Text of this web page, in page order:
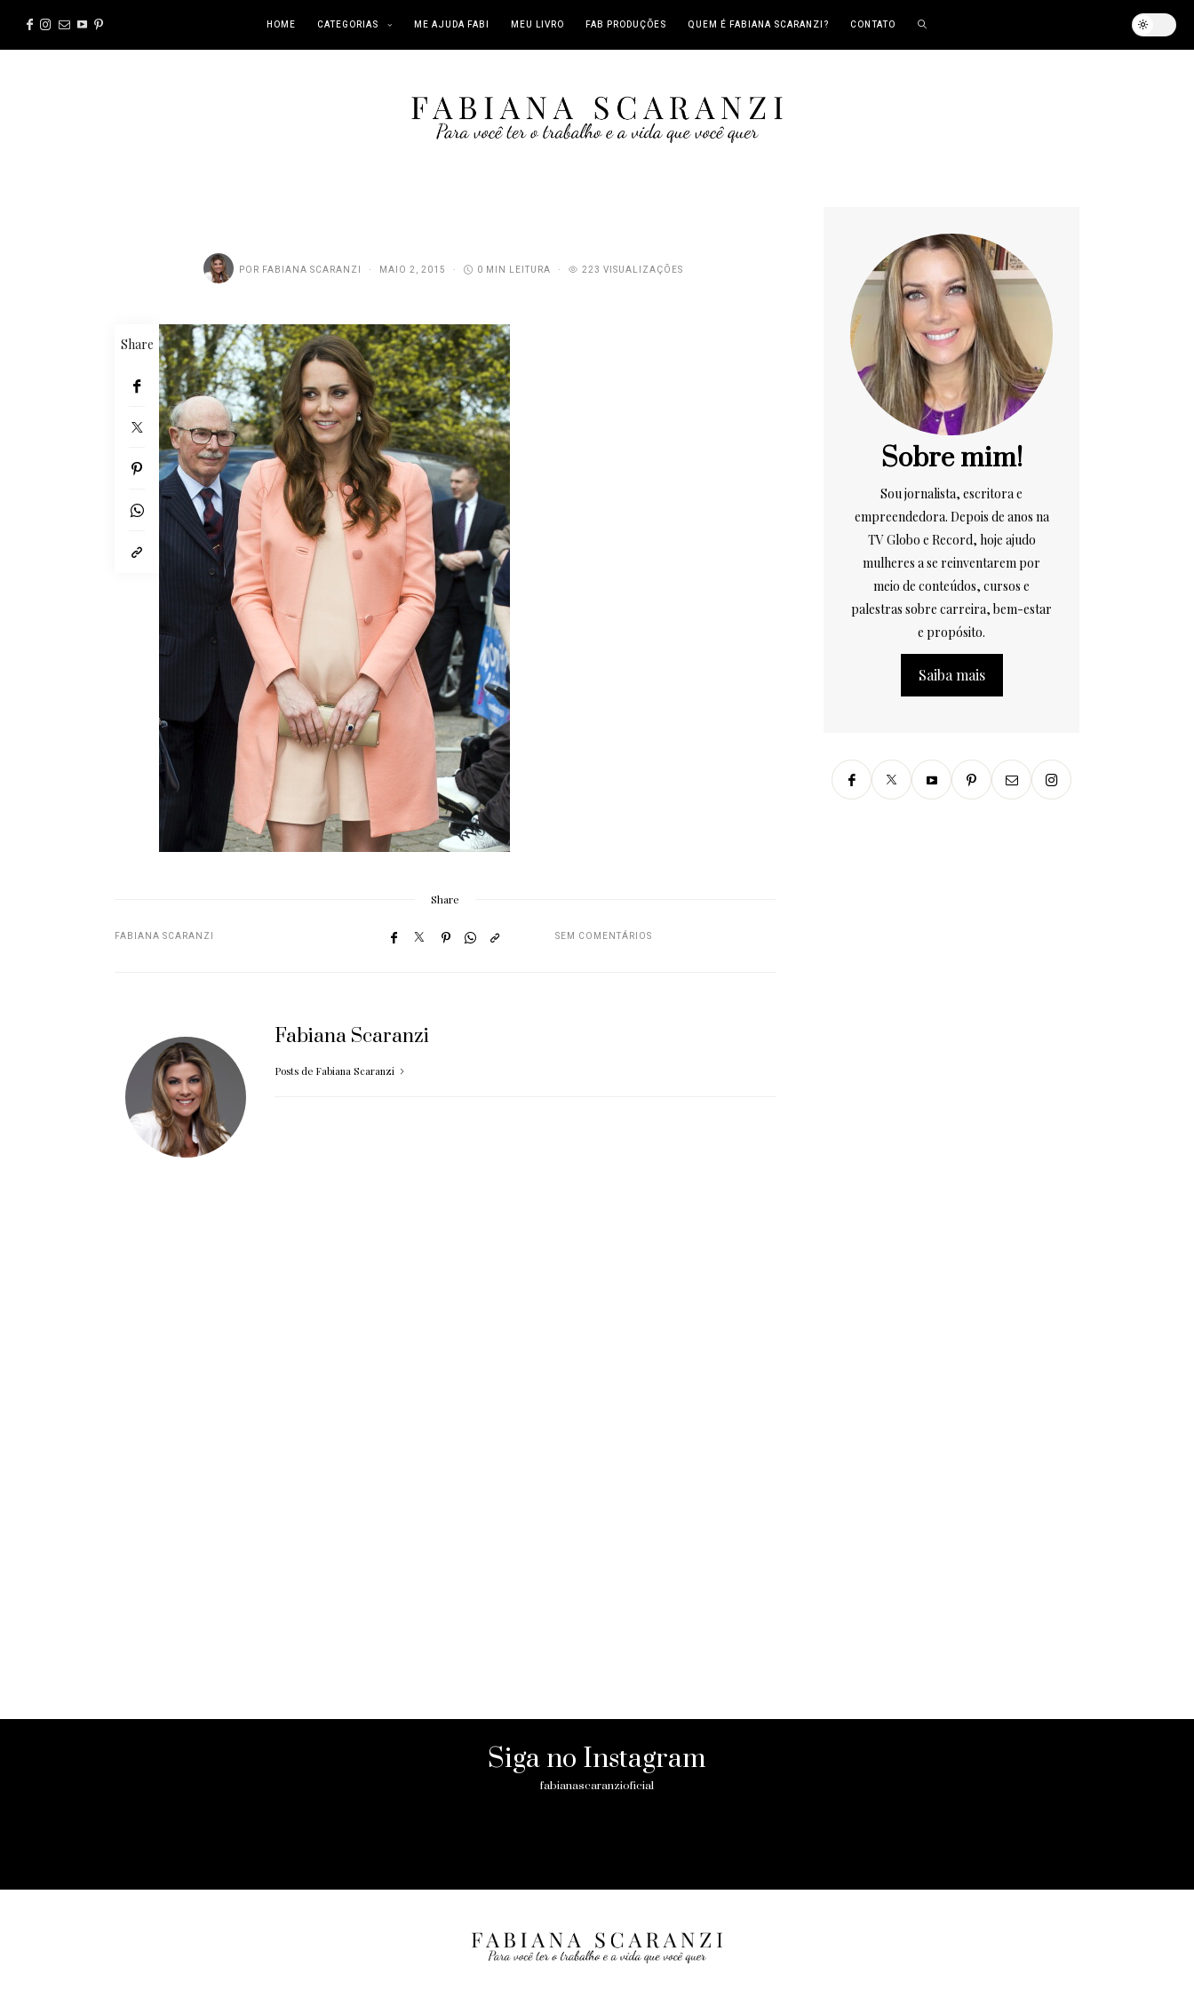
HOME CATEGORIAS ME AJUDA FABI MEU LIVRO FAB PRODUÇÕES QUEM É FABIANA SCARANZI? CONTATO
POR FABIANA SCARANZI MAIO 2, 2015 0 MIN LEITURA 223 VISUALIZAÇÕES
Share
Share
FABIANA SCARANZI SEM COMENTÁRIOS
Fabiana Scaranzi
Posts de Fabiana Scaranzi
Sobre mim!
Sou jornalista, escritora e
empreendedora. Depois de anos na
TV Globo e Record, hoje ajudo
mulheres a se reinventarem por
meio de conteúdos, cursos e
palestras sobre carreira, bem-estar
e propósito.
Saiba mais
Siga no Instagram
fabianascaranzioficial